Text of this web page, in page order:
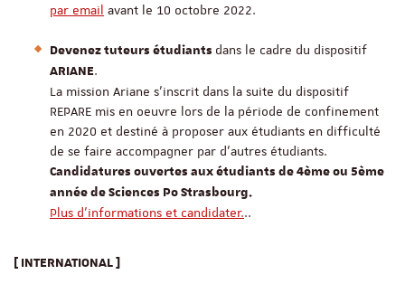
par email avant le 10 octobre 2022.
Devenez tuteurs étudiants dans le cadre du dispositif
ARIANE.
La mission Ariane s’inscrit dans la suite du dispositif
REPARE mis en oeuvre lors de la période de confinement
en 2020 et destiné à proposer aux étudiants en difficulté
de se faire accompagner par d’autres étudiants.
Candidatures ouvertes aux étudiants de 4ème ou 5ème
année de Sciences Po Strasbourg.
Plus d'informations et candidater...
[ INTERNATIONAL ]